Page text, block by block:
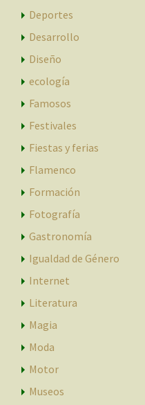
Deportes
Desarrollo
Diseño
ecología
Famosos
Festivales
Fiestas y ferias
Flamenco
Formación
Fotografía
Gastronomía
Igualdad de Género
Internet
Literatura
Magia
Moda
Motor
Museos